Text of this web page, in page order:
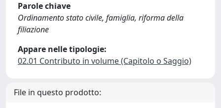
Parole chiave
Ordinamento stato civile, famiglia, riforma della
filiazione
Appare nelle tipologie:
02.01 Contributo in volume (Capitolo o Saggio)
File in questo prodotto: